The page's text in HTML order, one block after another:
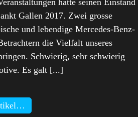
hatte seinen Einstand
Gallen 2017. Zwei grosse
und lebendige Mercedes-Benz-
die Vielfalt unseres
Schwierig, sehr schwierig
Es galt [...]